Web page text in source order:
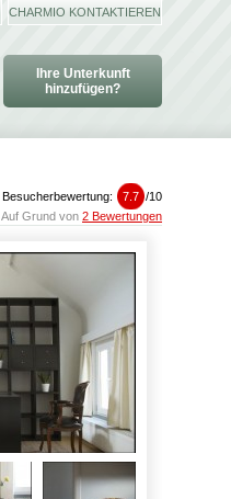
Ihre Unterkunft
hinzufügen?
CHARMIO KONTAKTIEREN
Besucherbewertung: 7.7 /10
Auf Grund von 2 Bewertungen